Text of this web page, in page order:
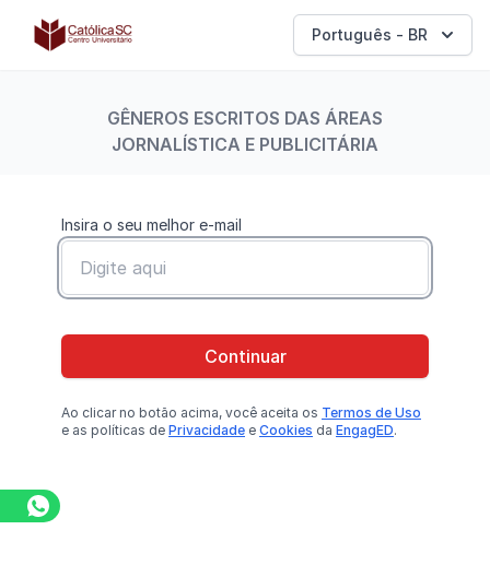
Católica SC | Experts Português - BR
GÊNEROS ESCRITOS DAS ÁREAS
JORNALÍSTICA E PUBLICITÁRIA
Insira o seu melhor e-mail
Continuar
Ao clicar no botão acima, você aceita os Termos de Uso
e as políticas de Privacidade e Cookies da EngagED.